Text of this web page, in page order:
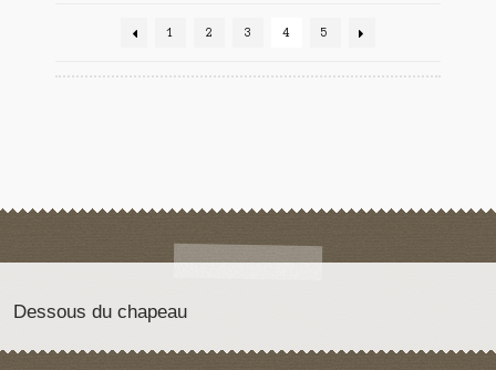
1 2 3 4 5
Dessous du chapeau